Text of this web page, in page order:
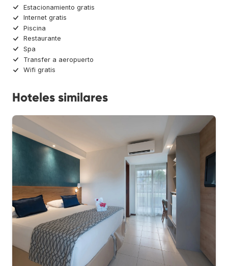
Estacionamiento gratis
Internet gratis
Piscina
Restaurante
Spa
Transfer a aeropuerto
Wifi gratis
Hoteles similares